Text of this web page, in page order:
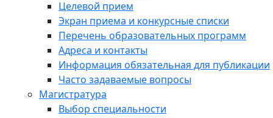
Целевой прием
Экран приема и конкурсные списки
Перечень образовательных программ
Адреса и контакты
Информация обязательная для публикации
Часто задаваемые вопросы
Магистратура
Выбор специальности